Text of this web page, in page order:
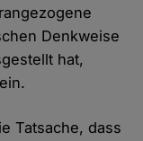
Denkweise
hat,
Tatsache, dass